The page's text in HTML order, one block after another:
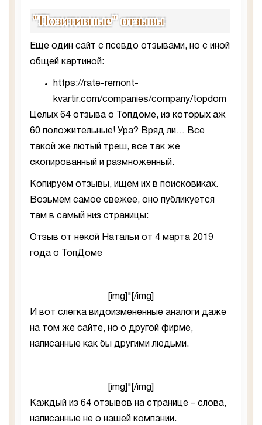
"Позитивные" отзывы
Еще один сайт с псевдо отзывами, но с иной
общей картиной:
https://rate-remont-
kvartir.com/companies/company/topdom
Целых 64 отзыва о Топдоме, из которых аж
60 положительные! Ура? Вряд ли… Все
такой же лютый треш, все так же
скопированный и размноженный.
Копируем отзывы, ищем их в поисковиках.
Возьмем самое свежее, оно публикуется
там в самый низ страницы:
Отзыв от некой Натальи от 4 марта 2019
года о ТопДоме
[img]"[/img]
И вот слегка видоизмененные аналоги даже
на том же сайте, но о другой фирме,
написанные как бы другими людьми.
[img]"[/img]
Каждый из 64 отзывов на странице – слова,
написанные не о нашей компании.